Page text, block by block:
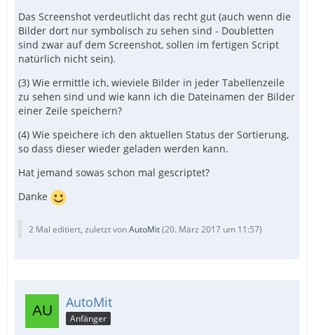
EndFunc   ;==>_ShowPic
Das Screenshot verdeutlicht das recht gut (auch wenn die
Bilder dort nur symbolisch zu sehen sind - Doubletten
sind zwar auf dem Screenshot, sollen im fertigen Script
natürlich nicht sein).
(3) Wie ermittle ich, wieviele Bilder in jeder Tabellenzeile
zu sehen sind und wie kann ich die Dateinamen der Bilder
einer Zeile speichern?
(4) Wie speichere ich den aktuellen Status der Sortierung,
so dass dieser wieder geladen werden kann.
Hat jemand sowas schon mal gescriptet?
Danke
2 Mal editiert, zuletzt vonAutoMit(20. März 2017 um 11:57)
AutoMit
Anfänger